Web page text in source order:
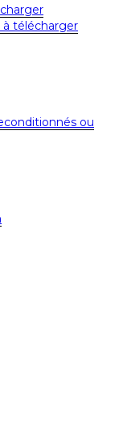
à télécharger
ou